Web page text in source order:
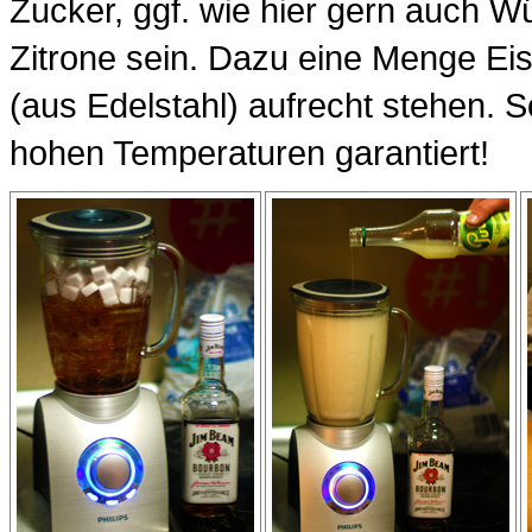
Zucker, ggf. wie hier gern auch
Zitrone sein. Dazu eine Menge
(aus Edelstahl) aufrecht stehen.
hohen Temperaturen garantiert!